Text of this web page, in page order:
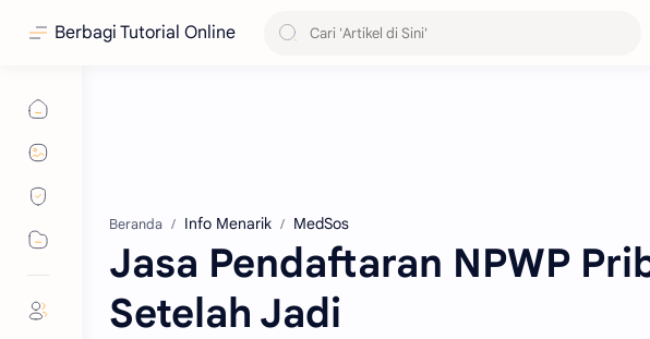
Berbagi Tutorial Online
Beranda Info Menarik MedSos
Jasa Pendaftaran NPWP
Setelah Jadi